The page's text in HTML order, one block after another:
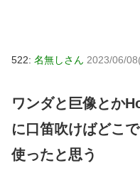
522: 名無しさん 2023/06/
ワンダと巨像とか
に口笛吹けばどこ
使ったと思う